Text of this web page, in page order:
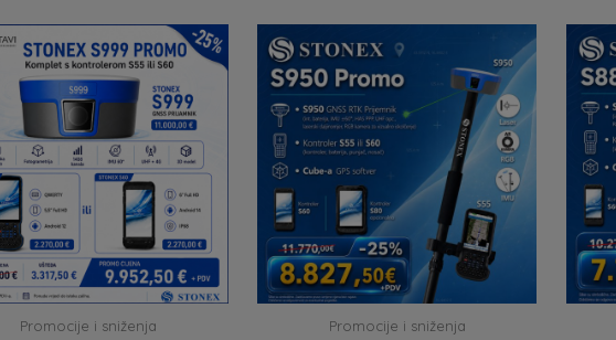
Promocije i sniženja Promocije i sniženja